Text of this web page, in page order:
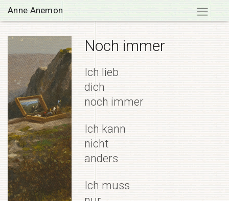
content
Anne Anemon
Noch immer
Ich lieb
dich
noch immer
Ich kann
nicht
anders
Ich muss